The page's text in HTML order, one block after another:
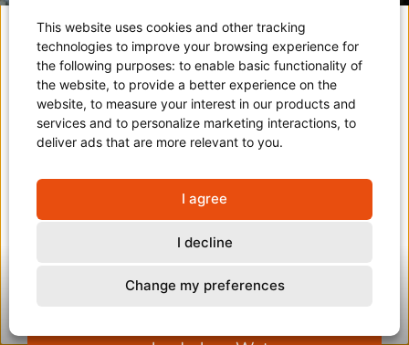
This website uses cookies and other tracking
technologies to improve your browsing experience for
the following purposes: to enable basic functionality of
the website, to provide a better experience on the
website, to measure your interest in our products and
services and to personalize marketing interactions, to
deliver ads that are more relevant to you.
I agree
I decline
Change my preferences
in de ontwikkeling van
onze medewerkers,
zodat zij met kennis en
vertrouwen kunnen
inspelen op de
veranderende
zorgvraag. Door in te
zetten op continu
leren, ontwikkelen en
verbeteren vergroten
we onze
kunnen wij actiever